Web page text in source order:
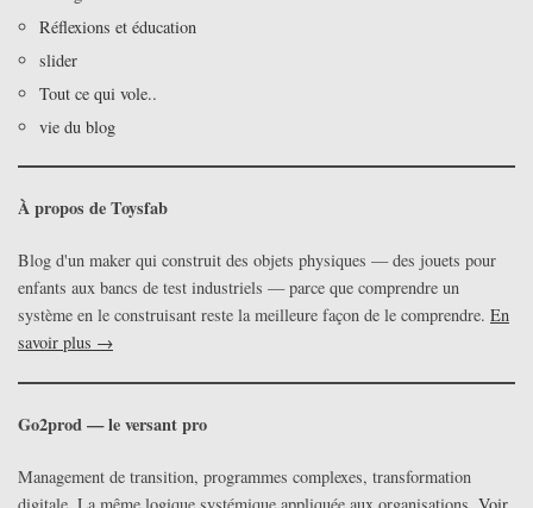
Réflexions et éducation
slider
Tout ce qui vole..
vie du blog
À propos de Toysfab
Blog d'un maker qui construit des objets physiques — des jouets pour
enfants aux bancs de test industriels — parce que comprendre un
système en le construisant reste la meilleure façon de le comprendre. En
savoir plus →
Go2prod — le versant pro
Management de transition, programmes complexes, transformation